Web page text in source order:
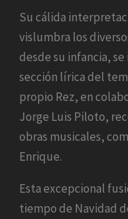
Su cálida
vislumbra los
desde su infancia,
sección lírica del
propio Rez, en
Jorge Luis Piloto,
obras musicales,
Enrique.
Esta excepcional
tiempo de Navidad